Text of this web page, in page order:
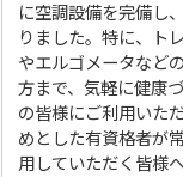
に空調設備を完備し
りました。特に、ト
やエルゴメータなど
方まで、気軽に健康
の皆様にご利用いた
めとした有資格者が
用していただく皆様